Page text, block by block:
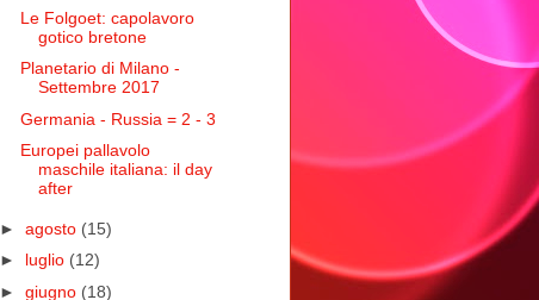
Le Folgoet: capolavoro
gotico bretone
Planetario di Milano -
Settembre 2017
Germania - Russia = 2 - 3
Europei pallavolo
maschile italiana: il day
after
► agosto (15)
► luglio (12)
► giugno (18)